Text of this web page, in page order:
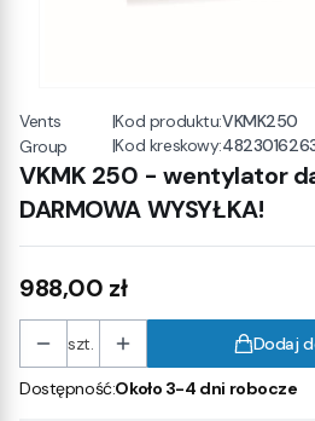
Vents
Group
|Kod produktu:VKMK250
|Kod kreskowy:
VKMK 250 - wentylator
DARMOWA WYSYŁKA!
Cena
988,00 zł
szt. Dodaj
Dostępność:Około 3-4 dni robocze